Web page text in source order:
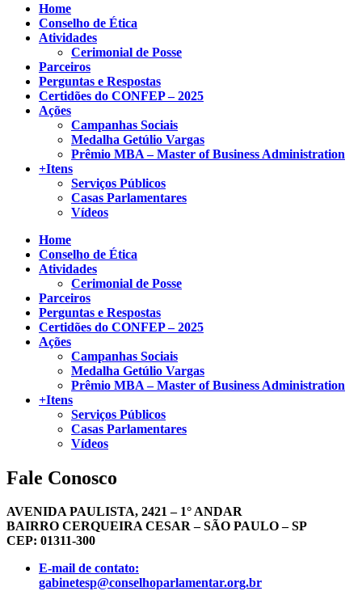
Home
Conselho de Ética
Atividades
Cerimonial de Posse
Parceiros
Perguntas e Respostas
Certidões do CONFEP – 2025
Ações
Campanhas Sociais
Medalha Getúlio Vargas
Prêmio MBA – Master of Business Administration
+Itens
Serviços Públicos
Casas Parlamentares
Vídeos
Home
Conselho de Ética
Atividades
Cerimonial de Posse
Parceiros
Perguntas e Respostas
Certidões do CONFEP – 2025
Ações
Campanhas Sociais
Medalha Getúlio Vargas
Prêmio MBA – Master of Business Administration
+Itens
Serviços Públicos
Casas Parlamentares
Vídeos
Fale Conosco
AVENIDA PAULISTA, 2421 – 1° ANDAR
BAIRRO CERQUEIRA CESAR – SÃO PAULO – SP
CEP: 01311-300
E-mail de contato:
gabinetesp@conselhoparlamentar.org.br